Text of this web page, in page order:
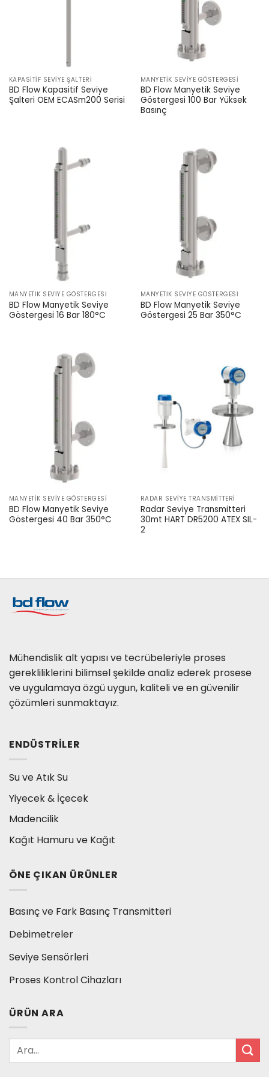
KAPASITIF SEVIYE ŞALTERI
BD Flow Kapasitif Seviye
Şalteri OEM ECASm200 Serisi
MANYETIK SEVIYE GÖSTERGESI
BD Flow Manyetik Seviye
Göstergesi 100 Bar Yüksek
Basınç
MANYETIK SEVIYE GÖSTERGESI
BD Flow Manyetik Seviye
Göstergesi 16 Bar 180°C
MANYETIK SEVIYE GÖSTERGESI
BD Flow Manyetik Seviye
Göstergesi 25 Bar 350°C
MANYETIK SEVIYE GÖSTERGESI
BD Flow Manyetik Seviye
Göstergesi 40 Bar 350°C
RADAR SEVIYE TRANSMITTERI
Radar Seviye Transmitteri
30mt HART DR5200 ATEX SIL-
2
Mühendislik alt yapısı ve tecrübeleriyle proses
gerekliliklerini bilimsel şekilde analiz ederek prosese
ve uygulamaya özgü uygun, kaliteli ve en güvenilir
çözümleri sunmaktayız.
ENDÜSTRILER
Su ve Atık Su
Yiyecek & İçecek
Madencilik
Kağıt Hamuru ve Kağıt
ÖNE ÇIKAN ÜRÜNLER
Basınç ve Fark Basınç Transmitteri
Debimetreler
Seviye Sensörleri
Proses Kontrol Cihazları
ÜRÜN ARA